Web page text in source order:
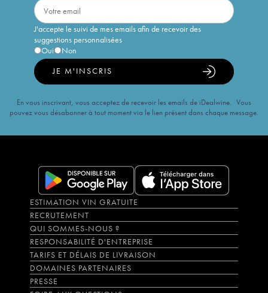
J'accepte le suivi de mes emails afin de recevoir des
suggestions personnalisées
Oui
Non
JE M'INSCRIS
En vous inscrivant, vous acceptez de recevoir les emails de iDealwine. Vous
pouvez vous désabonner à tout moment via le lien présent dans chaque message.
ESTIMATION VIN GRATUITE
RECRUTEMENT
QUI SOMMES-NOUS ?
RESPONSABILITÉ D'ENTREPRISE
TARIFS ET DÉLAIS DE LIVRAISON
DOMAINES PARTENAIRES
PRESSE